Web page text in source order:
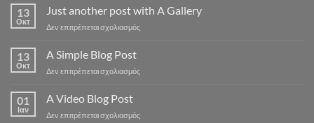
to
Flatsome
13
Οκτ
Just another post with A Gallery
Δεν επιτρέπεται σχολιασμόςστο
with
13
Οκτ
A Simple Blog Post
Δεν επιτρέπεται σχολιασμόςστο
Post
01
Ιαν
A Video Blog Post
Δεν επιτρέπεται σχολιασμόςστο